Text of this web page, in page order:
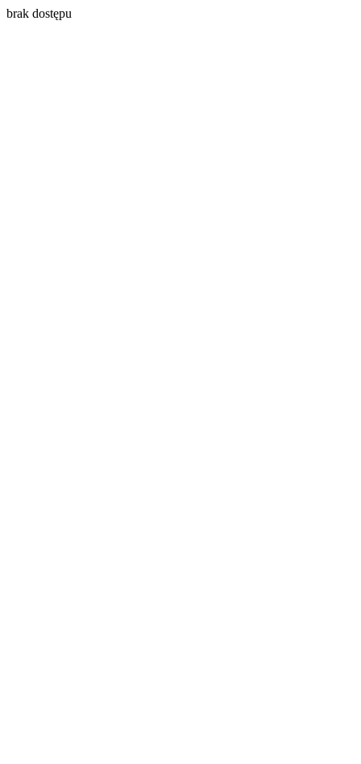
brak dostępu